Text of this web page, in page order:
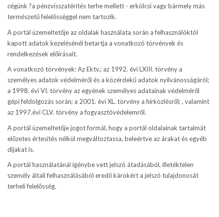
cégünk ?a pénzvisszatérítés terhe mellett - erkölcsi vagy bármely más
természetű felelősséggel nem tartozik.
A portál üzemeltetője az oldalak használata során a felhasználóktól
kapott adatok kezelésénél betartja a vonatkozó törvények és
rendelkezések előírásait.
A vonatkozó törvények: Az Ektv.; az 1992. évi LXIII. törvény a
személyes adatok védelméről és a közérdekű adatok nyilvánosságáról;
a 1998. évi VI. törvény az egyének személyes adatainak védelméről
gépi feldolgozás során; a 2001. évi XL. törvény a hírközlésről; , valamint
az 1997.évi CLV. törvény a fogyasztóvédelemről.
A portál üzemeltetője jogot formál, hogy a portál oldalainak tartalmát
előzetes értesítés nélkül megváltoztassa, beleértve az árakat és egyéb
díjakat is.
A portál használatánál igénybe vett jelszó átadásából, illetéktelen
személy általi felhasználásából eredő károkért a jelszó tulajdonosát
terheli felelősség.